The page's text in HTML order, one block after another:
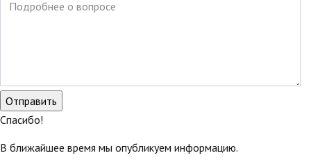
Спасибо!
В ближайшее время мы опубликуем информацию.